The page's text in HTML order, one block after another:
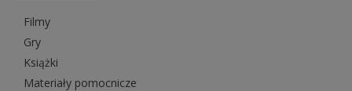
Filmy
Gry
Książki
Materiały pomocnicze